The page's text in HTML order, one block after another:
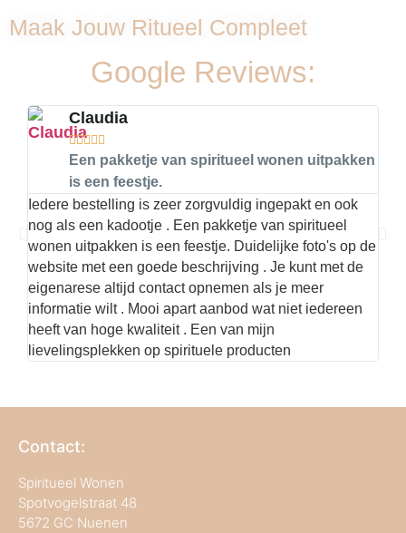
Maak Jouw Ritueel Compleet
Google Reviews:
Claudia
  
Een pakketje van spiritueel wonen uitpakken
is een feestje.
Iedere bestelling is zeer zorgvuldig ingepakt en ook
nog als een kadootje . Een pakketje van spiritueel
wonen uitpakken is een feestje. Duidelijke foto's op de
website met een goede beschrijving . Je kunt met de
eigenarese altijd contact opnemen als je meer
informatie wilt . Mooi apart aanbod wat niet iedereen
heeft van hoge kwaliteit . Een van mijn
lievelingsplekken op spirituele producten
Contact:
Spiritueel Wonen
Spotvogelstraat 48
5672 GC Nuenen